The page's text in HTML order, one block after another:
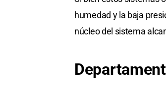
humedad y la baja
núcleo del sistema